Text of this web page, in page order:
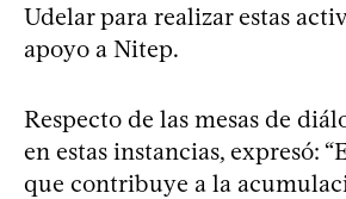
Udelar para realizar estas
apoyo a Nitep.
Respecto de las mesas de
en estas instancias, expresó:
que contribuye a la